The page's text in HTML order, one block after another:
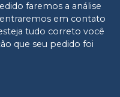
faremos a análise
em contato
tudo correto você
que seu pedido foi